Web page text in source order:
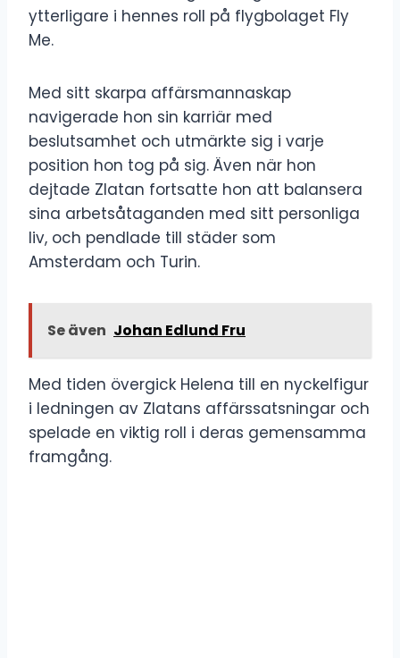
ytterligare i hennes roll på flygbolaget Fly
Me.
Med sitt skarpa affärsmannaskap
navigerade hon sin karriär med
beslutsamhet och utmärkte sig i varje
position hon tog på sig. Även när hon
dejtade Zlatan fortsatte hon att balansera
sina arbetsåtaganden med sitt personliga
liv, och pendlade till städer som
Amsterdam och Turin.
Se även Johan Edlund Fru
Med tiden övergick Helena till en nyckelfigur
i ledningen av Zlatans affärssatsningar och
spelade en viktig roll i deras gemensamma
framgång.